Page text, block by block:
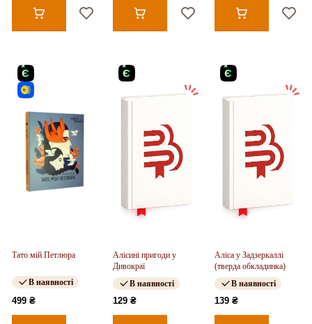
Тато мій Петлюра
В наявності
499 ₴
Алісині пригоди у
Дивокраї
В наявності
129 ₴
Аліса у Задзеркаллі
(тверда обкладинка)
В наявності
139 ₴